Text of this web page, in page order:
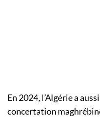
En 2024, l’Algérie a
concertation